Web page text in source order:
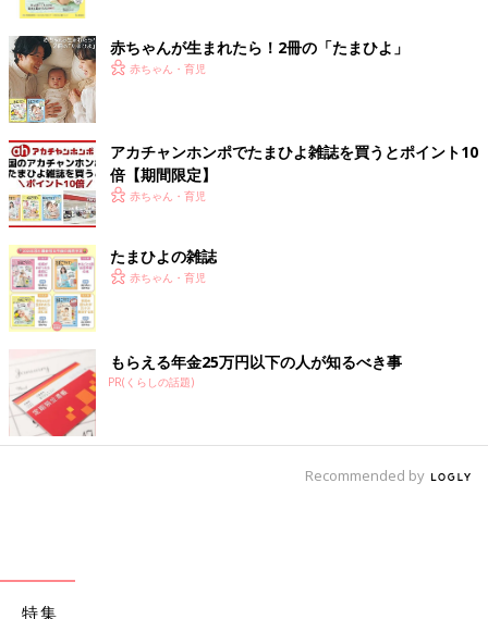
赤ちゃんが生まれたら！2冊の「たまひよ」
赤ちゃん・育児
アカチャンホンポでたまひよ雑誌を買うとポイント10
倍【期間限定】
赤ちゃん・育児
たまひよの雑誌
赤ちゃん・育児
もらえる年金25万円以下の人が知るべき事
PR(くらしの話題)
Recommended by
特集